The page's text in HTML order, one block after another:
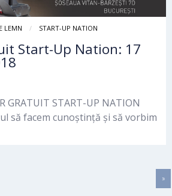
LEMN START-UP NATION
Start-Up Nation: 17
GRATUIT START-UP NATION
să facem cunoștință și să vorbim
»